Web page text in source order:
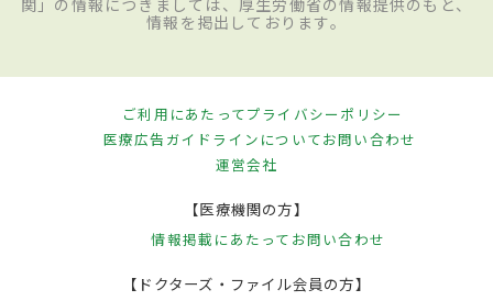
情報を掲出しております。
ご利用にあたってプライバシーポリシー
医療広告ガイドラインについてお問い合わせ
運営会社
【医療機関の方】
情報掲載にあたって お問い合わせ
【ドクターズ・ファイル会員の方】